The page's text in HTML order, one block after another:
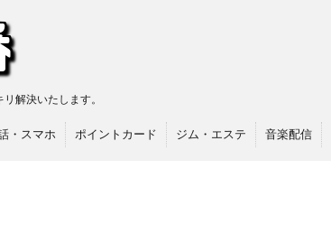
解決いたします。
・スマホ ポイントカード ジム・エステ 音楽配信